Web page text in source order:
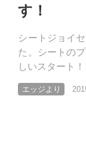
す！
シートジョイ
た。シートの
しいスタート
エッジより